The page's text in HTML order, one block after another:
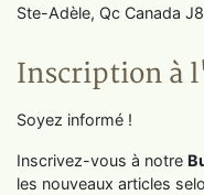
Ste-Adèle, Qc Canada
Inscription à
Soyez informé !
Inscrivez-vous à notre
les nouveaux articles